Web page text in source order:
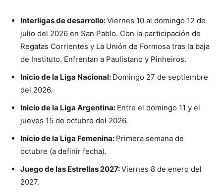
Interligas de desarrollo:Viernes 10 al domingo 12 de
julio del 2026 en San Pablo. Con la participación de
Regatas Corrientes y La Unión de Formosa tras la baja
de Instituto. Enfrentan a Paulistano y Pinheiros.
Inicio de la Liga Nacional: Domingo 27 de septiembre
del 2026.
Inicio de la Liga Argentina: Entre el domingo 11 y el
jueves 15 de octubre del 2026.
Inicio de la Liga Femenina: Primera semana de
octubre (a definir fecha).
Juego de las Estrellas 2027:Viernes 8 de enero del
2027.